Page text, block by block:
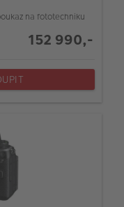
na fototechniku
152 990,-